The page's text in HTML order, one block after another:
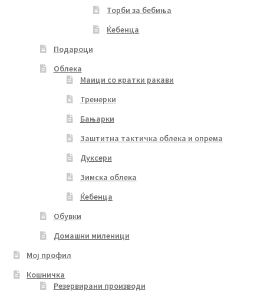
Торби за бебиња
Ќебенца
Подароци
Облека
Маици со кратки ракави
Тренерки
Бањарки
Заштитна тактичка облека и опрема
Дуксери
Зимска облека
Ќебенца
Обувки
Домашни миленици
Мој профил
Кошничка
Резервирани производи